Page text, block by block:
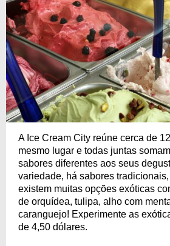
A Ice Cream City reúne cerca de
mesmo lugar e todas juntas
sabores diferentes aos seus
variedade, há sabores
existem muitas opções exóticas
de orquídea, tulipa, alho com
caranguejo! Experimente as
de 4,50 dólares.